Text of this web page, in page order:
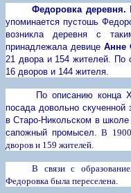
Федоровка деревня.
упоминается пустошь
возникла деревня с
принадлежала девице Анне
21 двора и 154 жителей. По
16 дворов и 144 жителя.
По описанию конца
посада довольно скученной
в Старо-Никольском в
сапожный промысел. В 1900
дворов и 159 жителей.
В связи с
Федоровка была переселена.